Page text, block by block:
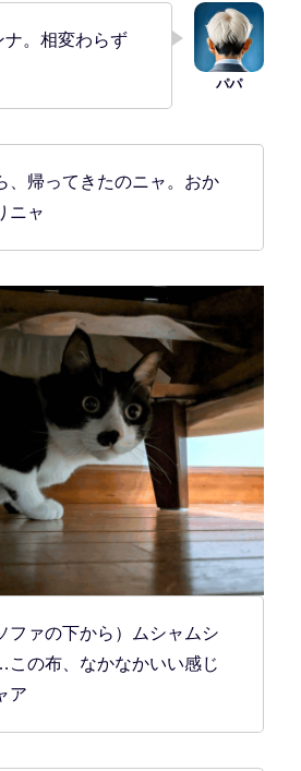
ナ。相変わらず
、帰ってきたのニャ。おか
ニャ
ファの下から）ムシャムシ
この布、なかなかいい感じ
ア